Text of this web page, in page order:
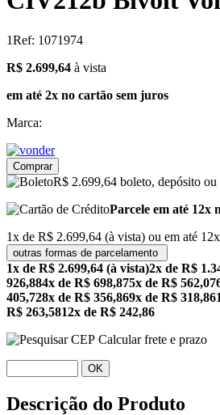
1Ref: 1071974
2699.64
R$ 2.699,64 à vista
em até 2x no cartão sem juros
Marca:
Comprar
R$ 2.699,64 boleto, depósito ou
Parcele em até 12x
1x de R$ 2.699,64 (à vista) ou em até
outras formas de parcelamento
1x de R$ 2.699,64 (à vista)2x de R$
926,884x de R$ 698,875x de R$ 562,07
405,728x de R$ 356,869x de R$ 318,86
R$ 263,5812x de R$ 242,86
Calcular frete e prazo
OK
Descrição do Produto